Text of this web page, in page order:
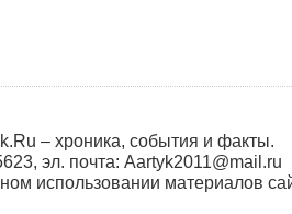
– хроника, события и факты.
эл. почта: Aartyk2011@mail.ru
использовании материалов